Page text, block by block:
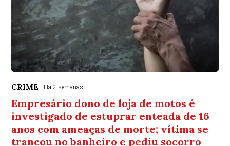
CRIME Há 2 semanas
Empresário dono de loja de motos é
investigado de estuprar enteada de 16
anos com ameaças de morte; vítima se
trancou no banheiro e pediu socorro